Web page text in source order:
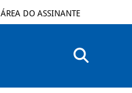
ÁREA DO ASSINANTE